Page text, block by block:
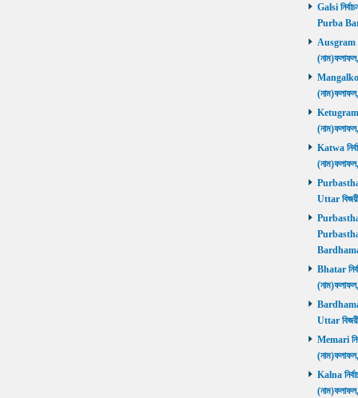
Galsi
Purba
Ausgram
Mangalkot
Ketugram
Katwa
Uttar
Bhatar
Uttar
Memari
Kalna